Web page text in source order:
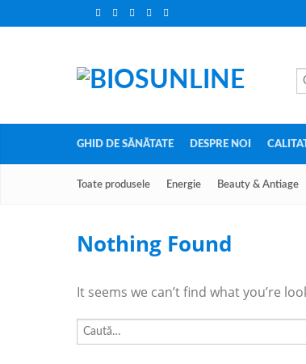
GHID DE SĂNĂTATE DESPRE NOI
Toate produsele Energie Beauty & Antiage
Nothing Found
It seems we can’t find what you’re